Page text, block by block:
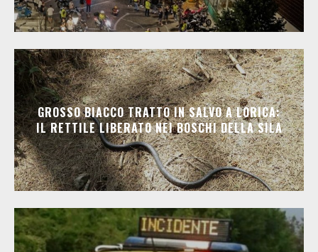
GROSSO BIACCO TRATTO IN SALVO A LORICA:
IL RETTILE LIBERATO NEI BOSCHI DELLA SILA